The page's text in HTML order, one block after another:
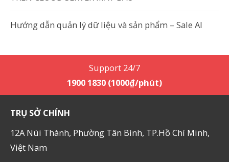
Hướng dẫn quản lý dữ liệu và sản phẩm – Sale AI
Support 24/7
1900 1830 (1000₫/phút)
TRỤ SỞ CHÍNH
12A Núi Thành, Phường Tân Bình, TP.Hồ Chí Minh,
Việt Nam